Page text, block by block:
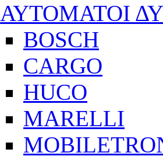
ΑΥΤΟΜΑΤΟΙ
BOSCH
CARGO
HUCO
MARELLI